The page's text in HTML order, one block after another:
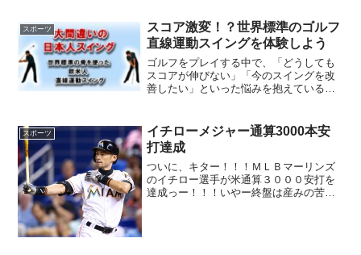
取得したウェアであり、着用することで
筋力や柔軟性が向上すると...
スポーツ
スコア激変！？世界標準のゴルフ
直線運動スイングを体験しよう
ゴルフをプレイする中で、「どうしても
スコアが伸びない」「今のスイングを改
善したい」といった悩みを抱えている方
したゴルフスイングは、確かに有効な場
合もあります。しかし、近...
スポーツ
イチローメジャー通算3000本安
打達成
ついに、キター！！！ＭＬＢマーリンズ
のイチロー選手が米通算３０００安打を
達成っー！！！いやー終盤は産みの苦し